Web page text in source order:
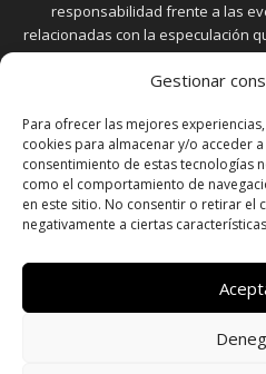
Gestionar
Para ofrecer las mejores
cookies para almacenar y/o acceder
consentimiento de estas tecnologías
como el comportamiento de
en este sitio. No consentir o retirar el
negativamente a ciertas
responsabilidad frente a las
relacionadas con la especulación
El trading en el mercado de
elevados. Usted debe conocer
transacciones